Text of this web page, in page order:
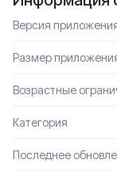
Версия
Размер
Возрастные
Категория
Последнее